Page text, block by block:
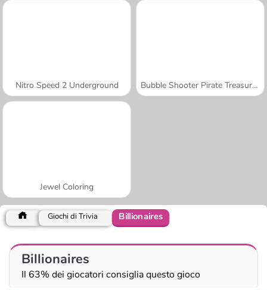
Nitro Speed 2 Underground Bubble Shooter Pirate Treasures
Jewel Coloring
Giochi di Trivia Billionaires
Billionaires
Il 63% dei giocatori consiglia questo gioco